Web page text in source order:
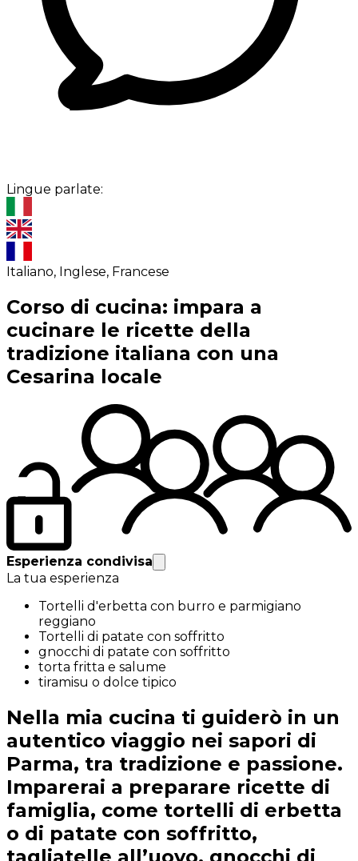
Lingue parlate:
Italiano, Inglese, Francese
Corso di cucina: impara a
cucinare le ricette della
tradizione italiana con una
Cesarina locale
Esperienza condivisa
La tua esperienza
Tortelli d'erbetta con burro e parmigiano
reggiano
Tortelli di patate con soffritto
gnocchi di patate con soffritto
torta fritta e salume
tiramisu o dolce tipico
Nella mia cucina ti guiderò in un
autentico viaggio nei sapori di
Parma, tra tradizione e passione.
Imparerai a preparare ricette di
famiglia, come tortelli di erbetta
o di patate con soffritto,